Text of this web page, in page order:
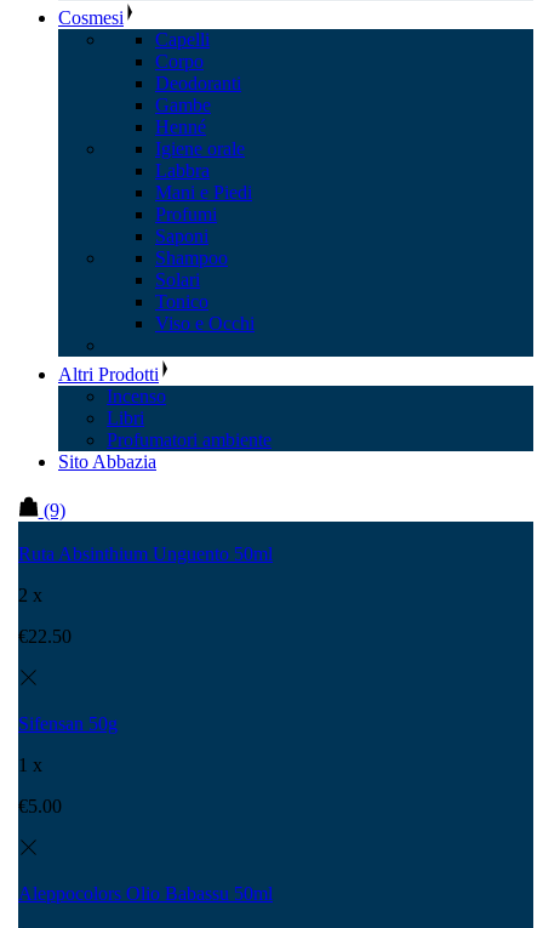
Cosmesi
Capelli
Corpo
Deodoranti
Gambe
Henné
Igiene orale
Labbra
Mani e Piedi
Profumi
Saponi
Shampoo
Solari
Tonico
Viso e Occhi
Altri Prodotti
Incenso
Libri
Profumatori ambiente
Sito Abbazia
(9)
Ruta Absinthium Unguento 50ml
2 x
€22.50
Sifensan 50g
1 x
€5.00
Aleppocolors Olio Babassu 50ml